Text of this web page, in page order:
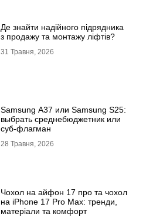
Де знайти надійного підрядника
з продажу та монтажу ліфтів?
31 Травня, 2026
Samsung A37 или Samsung S25:
выбрать среднебюджетник или
суб-флагман
28 Травня, 2026
Чохол на айфон 17 про та чохол
на iPhone 17 Pro Max: тренди,
матеріали та комфорт